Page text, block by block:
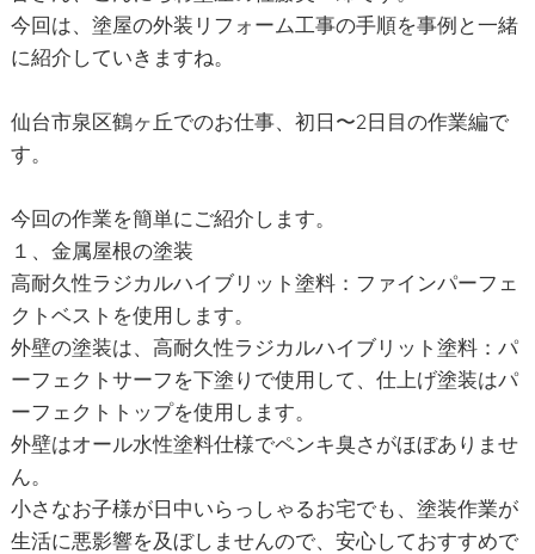
今回は、塗屋の外装リフォーム工事の手順を事例と一緒
に紹介していきますね。
仙台市泉区鶴ヶ丘でのお仕事、初日〜2日目の作業編で
す。
今回の作業を簡単にご紹介します。
１、金属屋根の塗装
高耐久性ラジカルハイブリット塗料：ファインパーフェ
クトベストを使用します。
外壁の塗装は、高耐久性ラジカルハイブリット塗料：パ
ーフェクトサーフを下塗りで使用して、仕上げ塗装はパ
ーフェクトトップを使用します。
外壁はオール水性塗料仕様でペンキ臭さがほぼありませ
ん。
小さなお子様が日中いらっしゃるお宅でも、塗装作業が
生活に悪影響を及ぼしませんので、安心しておすすめで